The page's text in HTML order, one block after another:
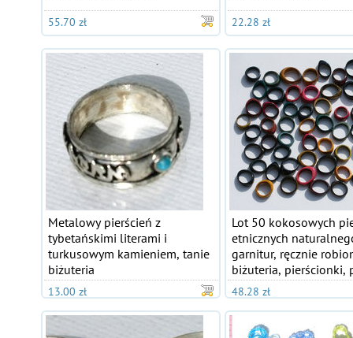
55.70 zł 22.28 zł
Metalowy pierścień z
tybetańskimi literami i
turkusowym kamieniem, tanie
biżuteria
13.00 zł
Lot 50 kokosowych
etnicznych
garnitur, ręcznie
biżuteria, pierścionki,
48.28 zł